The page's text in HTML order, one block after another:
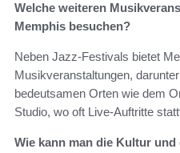
Welche weiteren
Memphis besuchen?
Neben Jazz-Festivals bietet
Musikveranstaltungen,
bedeutsamen Orten wie dem
Studio, wo oft Live-Auftritte
Wie kann man die Kultur